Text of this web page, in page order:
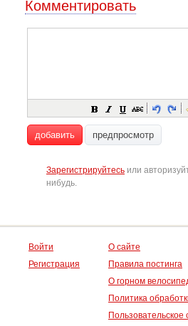
Комментировать
добавить предпросмотр
Зарегистрируйтесь или
нибудь.
Войти
Регистрация
О сайте
Правила постинга
О горном
Политика
Пользовательское